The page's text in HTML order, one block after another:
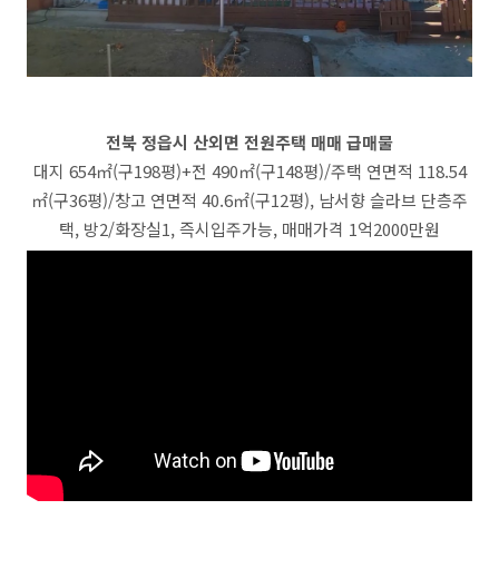
전북 정읍시 산외면 전원주택 매매 급매물
대지 654㎡(구198평)+전 490㎡(구148평)/주택 연면적 118.54
㎡(구36평)/창고 연면적 40.6㎡(구12평), 남서향 슬라브 단층주
택, 방2/화장실1, 즉시입주가능, 매매가격 1억2000만원